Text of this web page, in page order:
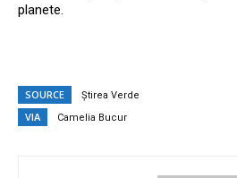
planete.
SOURCE Știrea Verde
VIA Camelia Bucur